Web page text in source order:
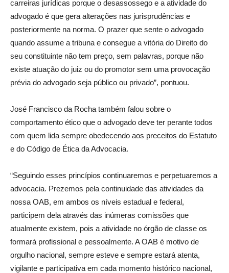
carreiras jurídicas porque o desassossego e a atividade do
advogado é que gera alterações nas jurisprudências e
posteriormente na norma. O prazer que sente o advogado
quando assume a tribuna e consegue a vitória do Direito do
seu constituinte não tem preço, sem palavras, porque não
existe atuação do juiz ou do promotor sem uma provocação
prévia do advogado seja público ou privado”, pontuou.
José Francisco da Rocha também falou sobre o
comportamento ético que o advogado deve ter perante todos
com quem lida sempre obedecendo aos preceitos do Estatuto
e do Código de Ética da Advocacia.
“Seguindo esses princípios continuaremos e perpetuaremos a
advocacia. Prezemos pela continuidade das atividades da
nossa OAB, em ambos os níveis estadual e federal,
participem dela através das inúmeras comissões que
atualmente existem, pois a atividade no órgão de classe os
formará profissional e pessoalmente. A OAB é motivo de
orgulho nacional, sempre esteve e sempre estará atenta,
vigilante e participativa em cada momento histórico nacional,